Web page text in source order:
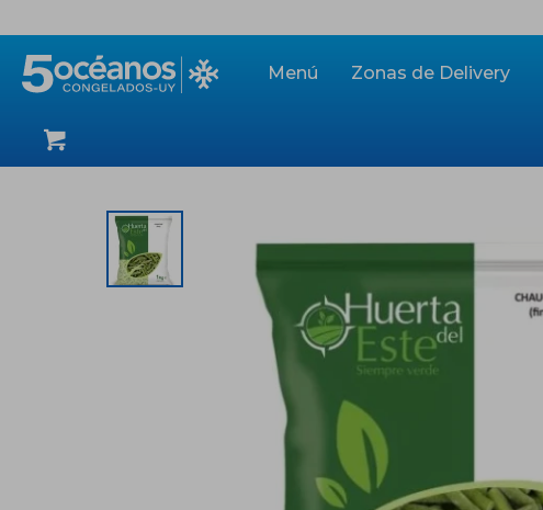
Menú Zonas de Delivery